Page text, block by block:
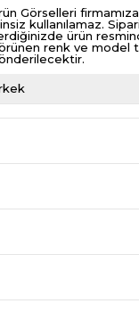
Görselleri
kullanılamaz.
ürün
renk ve model